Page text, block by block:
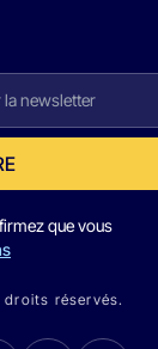
que vous
réservés.